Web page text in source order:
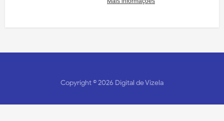
Copyright ©2026 Digital de Vizela